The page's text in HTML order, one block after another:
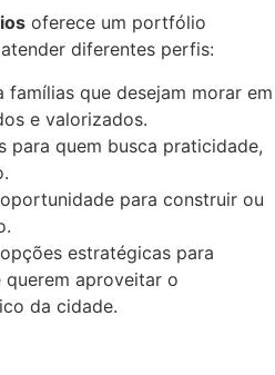
oferece um portfólio
diferentes perfis:
famílias que desejam morar em
e valorizados.
para quem busca praticidade,
para construir ou
estratégicas para
querem aproveitar o
da cidade.